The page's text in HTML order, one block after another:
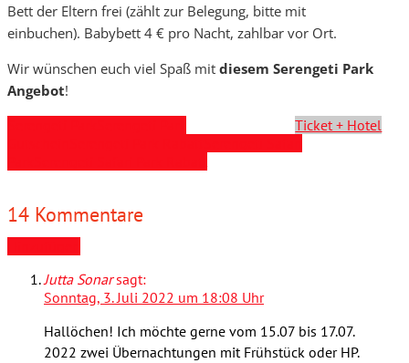
Bett der Eltern frei (zählt zur Belegung, bitte mit
einbuchen). Babybett 4 € pro Nacht, zahlbar vor Ort.
Wir wünschen euch viel Spaß mit diesem Serengeti Park
Angebot!
Ticket + Hotel
14 Kommentare
Jutta Sonar sagt:
Sonntag, 3. Juli 2022 um 18:08 Uhr
Hallöchen! Ich möchte gerne vom 15.07 bis 17.07.
2022 zwei Übernachtungen mit Frühstück oder HP.